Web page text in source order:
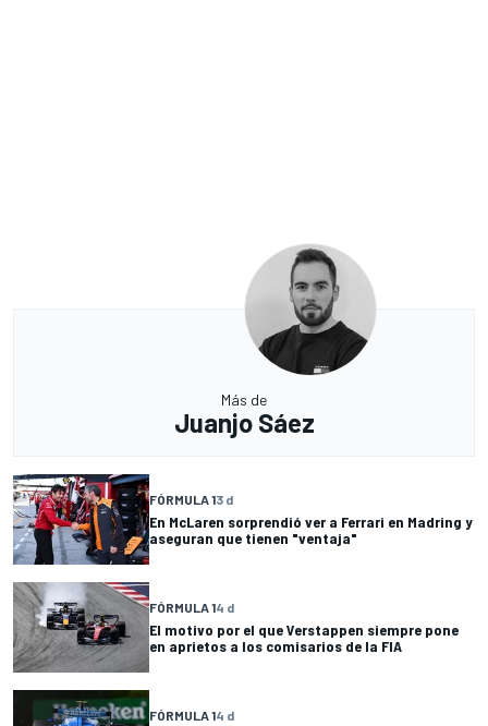
Más de
Juanjo Sáez
FÓRMULA 13 d
En McLaren sorprendió ver a Ferrari en Madring y
aseguran que tienen "ventaja"
FÓRMULA 14 d
El motivo por el que Verstappen siempre pone
en aprietos a los comisarios de la FIA
FÓRMULA 14 d